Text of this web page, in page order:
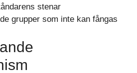
stenar
grupper som inte kan fångas